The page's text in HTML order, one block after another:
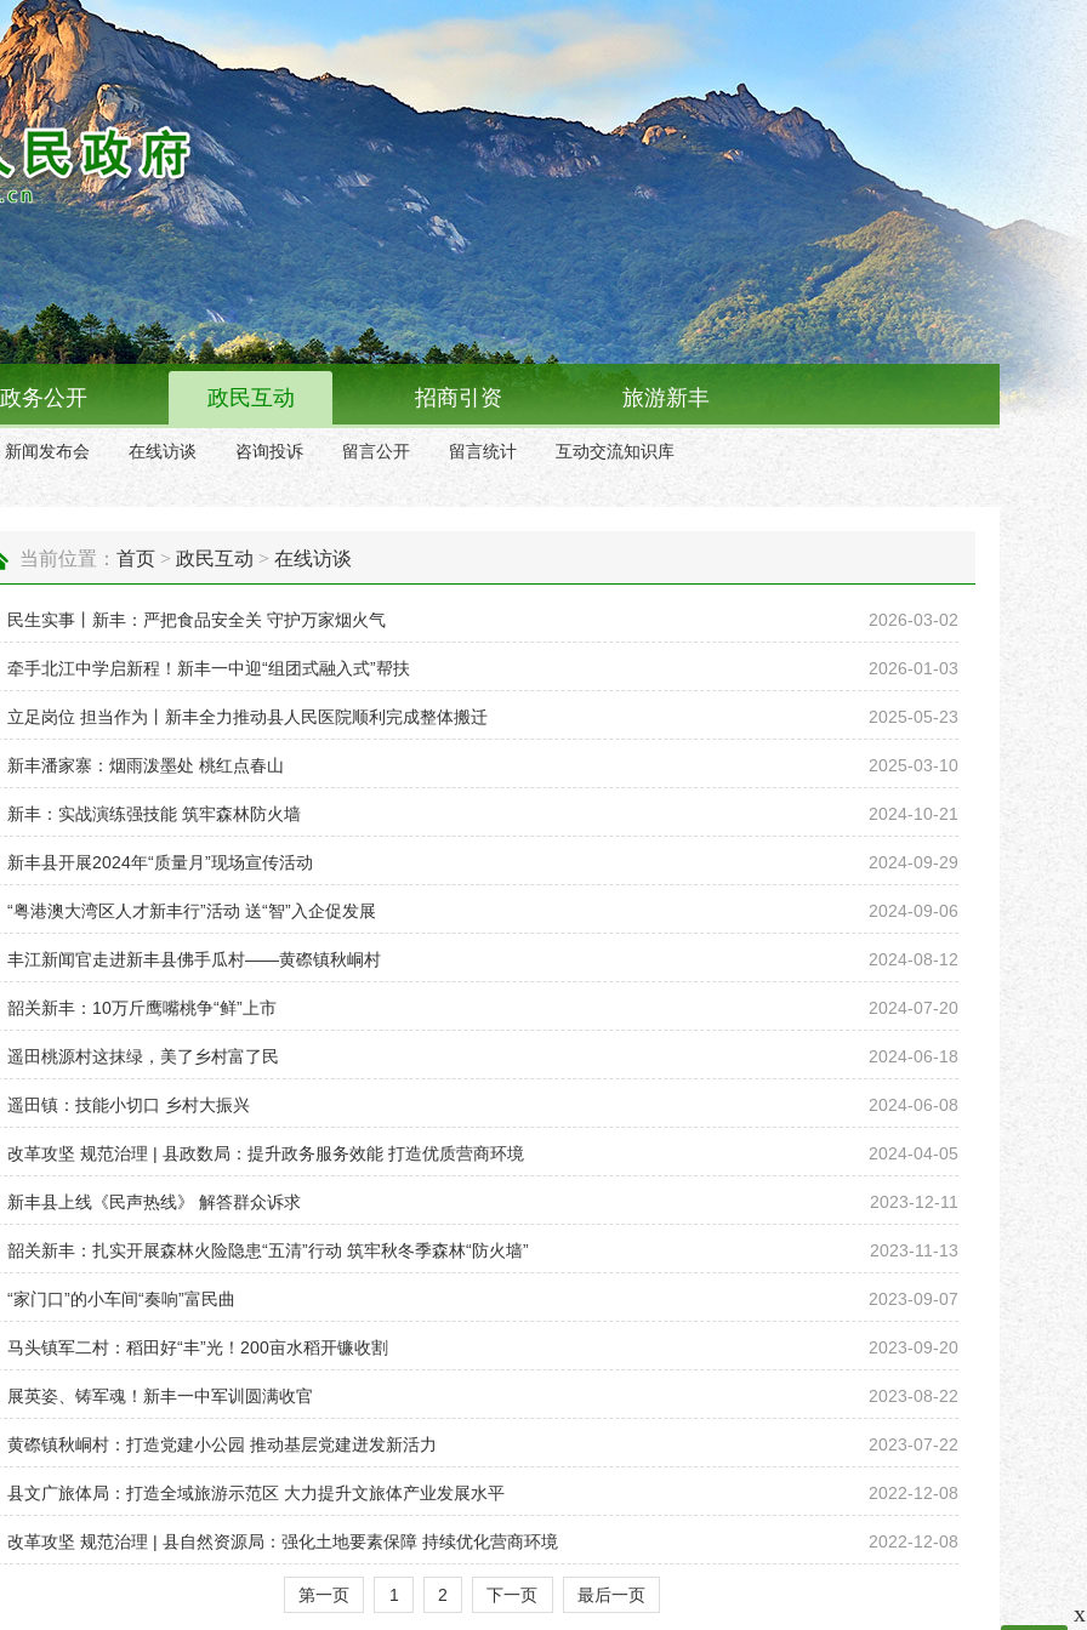
政务公开 政民互动 招商引资 旅游新丰
新闻发布会 在线访谈 咨询投诉 留言公开 留言统计 互动交流知识库
当前位置： 首页 > 政民互动 > 在线访谈
2026-03-02
民生实事丨新丰：严把食品安全关 守护万家烟火气
2026-01-03
牵手北江中学启新程！新丰一中迎“组团式融入式”帮扶
2025-05-23
立足岗位 担当作为丨新丰全力推动县人民医院顺利完成整体搬迁
2025-03-10
新丰潘家寨：烟雨泼墨处 桃红点春山
2024-10-21
新丰：实战演练强技能 筑牢森林防火墙
2024-09-29
新丰县开展2024年“质量月”现场宣传活动
2024-09-06
“粤港澳大湾区人才新丰行”活动 送“智”入企促发展
2024-08-12
丰江新闻官走进新丰县佛手瓜村——黄磜镇秋峒村
2024-07-20
韶关新丰：10万斤鹰嘴桃争“鲜”上市
2024-06-18
遥田桃源村这抹绿，美了乡村富了民
2024-06-08
遥田镇：技能小切口 乡村大振兴
2024-04-05
改革攻坚 规范治理 | 县政数局：提升政务服务效能 打造优质营商环境
2023-12-11
新丰县上线《民声热线》 解答群众诉求
2023-11-13
韶关新丰：扎实开展森林火险隐患“五清”行动 筑牢秋冬季森林“防火墙”
2023-09-07
“家门口”的小车间“奏响”富民曲
2023-09-20
马头镇军二村：稻田好“丰”光！200亩水稻开镰收割
2023-08-22
展英姿、铸军魂！新丰一中军训圆满收官
2023-07-22
黄磜镇秋峒村：打造党建小公园 推动基层党建迸发新活力
2022-12-08
县文广旅体局：打造全域旅游示范区 大力提升文旅体产业发展水平
2022-12-08
改革攻坚 规范治理 | 县自然资源局：强化土地要素保障 持续优化营商环境
第一页 1 2 下一页 最后一页
x